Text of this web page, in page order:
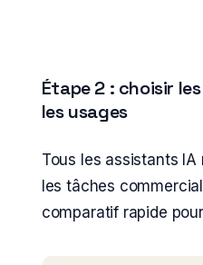
Étape 2 : choisir
les usages
Tous les assistants
les tâches
comparatif rapide